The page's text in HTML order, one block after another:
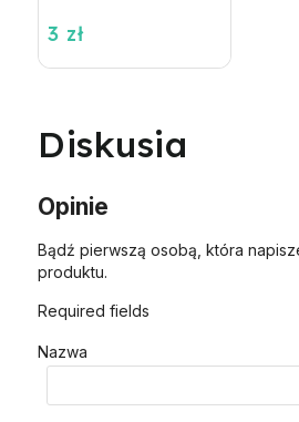
3 zł
Diskusia
Opinie
Bądź pierwszą osobą, która
produktu.
Required fields
Nazwa